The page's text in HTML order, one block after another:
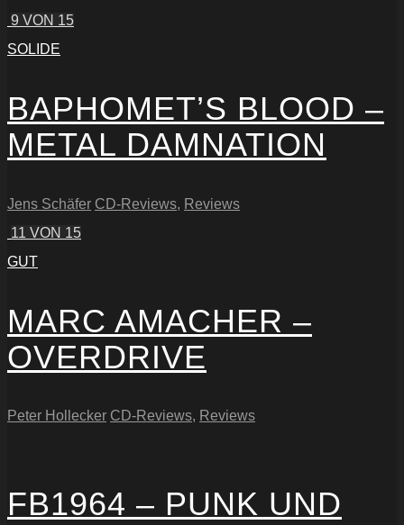
9 VON 15
SOLIDE
BAPHOMET’S BLOOD –
METAL DAMNATION
Jens Schäfer CD-Reviews, Reviews
11 VON 15
GUT
MARC AMACHER –
OVERDRIVE
Peter Hollecker CD-Reviews, Reviews
FB1964 – PUNK UND